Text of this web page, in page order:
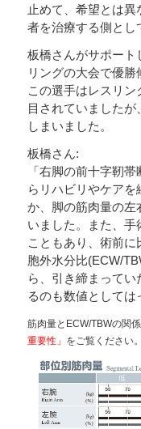
止めて、希望とは
者を治療する側とし
板橋さんがサポート
リングの大会で優勝
この選手はレスリ
目されていました
しまいました。
板橋さん:
「右脚の前十字靭
らリハビリやケア
か、脚の筋肉量の左
いました。また、手
こともあり、術前
胞外水分比(ECW/
ら、引き締まって
るのも数値としては
筋肉量とECW/TBWの関
重要性」 をご覧ください。